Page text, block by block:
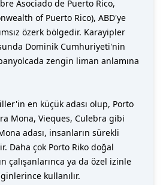
Asociado de Puerto Rico,
of Puerto Rico), ABD'ye
özerk bölgedir. Karayipler
Dominik Cumhuriyeti'nin
zengin liman anlamına
en küçük adası olup, Porto
Mona, Vieques, Culebra gibi
adası, insanların sürekli
Daha çok Porto Riko doğal
çalışanlarınca ya da özel izinle
kullanılır.